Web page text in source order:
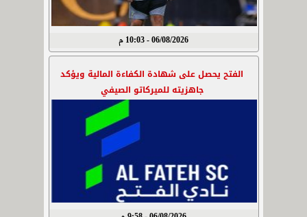
06/08/2026 - 10:03 م
الفتح يحصل على شهادة الكفاءة المالية ويؤكد
جاهزيته للميركاتو الصيفي